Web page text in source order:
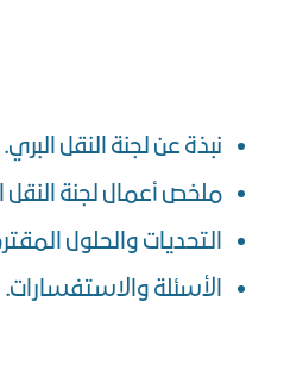
نبذة عن لجنة النقل البري.
ملخص أعمال لجنة النقل
التحديات والحلول
الأسئلة والاستفسارات.